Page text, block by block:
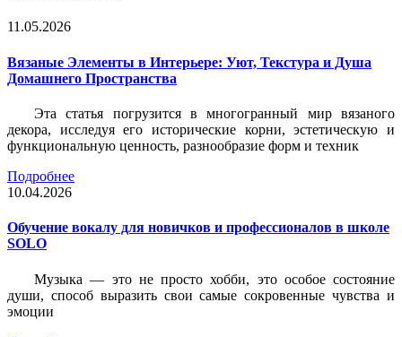
11.05.2026
Вязаные Элементы в Интерьере: Уют, Текстура и Душа
Домашнего Пространства
Эта статья погрузится в многогранный мир вязаного
декора, исследуя его исторические корни, эстетическую и
функциональную ценность, разнообразие форм и техник
Подробнее
10.04.2026
Обучение вокалу для новичков и профессионалов в школе
SOLO
Музыка — это не просто хобби, это особое состояние
души, способ выразить свои самые сокровенные чувства и
эмоции